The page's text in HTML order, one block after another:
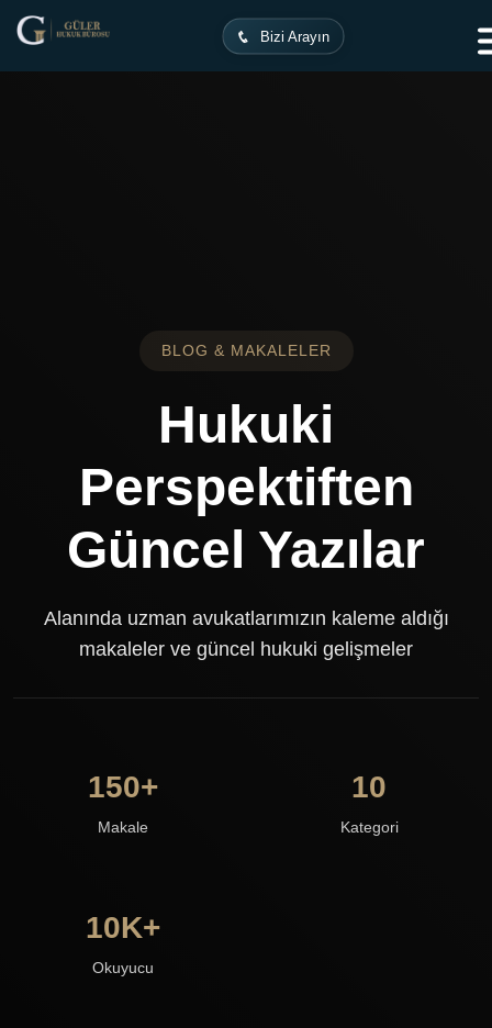
Bizi Arayın
Ana Sayfa
BLOG & MAKALELER
Hukuki
Perspektiften
Güncel Yazılar
Alanında uzman avukatlarımızın kaleme aldığı
makaleler ve güncel hukuki gelişmeler
150+
Makale
10
Kategori
10K+
Okuyucu